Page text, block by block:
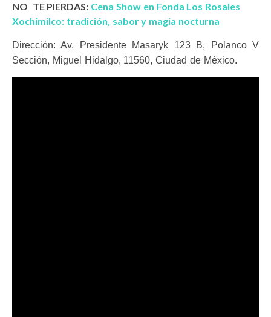
NO TE PIERDAS: Cena Show en Fonda Los Rosales
Xochimilco: tradición, sabor y magia nocturna
Dirección: Av. Presidente Masaryk 123 B, Polanco V
Sección, Miguel Hidalgo, 11560, Ciudad de México.